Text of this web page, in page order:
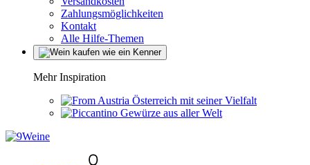
Zahlungsmöglichkeiten
Kontakt
Alle Hilfe-Themen
Mehr Inspiration
Österreich mit seiner Vielfalt
Gewürze aus aller Welt